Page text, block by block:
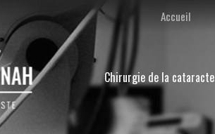
Navigation secondaireAccueil
Chirurgie de la cataracte